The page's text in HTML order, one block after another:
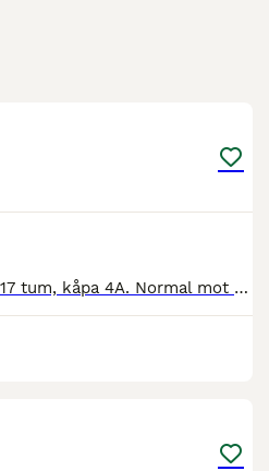
Fin brun Bruno Delgrange, Virtouse. 17 tum, kåpa 4A. Normal mot vid i bommen. Köptes begagnad 2022 från Hannas Sadelbod. Har inte används de senaste 2 åren utan förvarats inomhus. Årsmodell 2013. H